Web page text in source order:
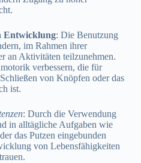
Entwicklung: Die Benutzung
im Rahmen ihrer
an Aktivitäten teilzunehmen.
verbessern, die für
von Knöpfen oder das
ist.
: Durch die Verwendung
in alltägliche Aufgaben wie
das Putzen eingebunden
von Lebensfähigkeiten